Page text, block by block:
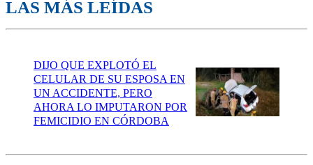
LAS MÁS LEÍDAS
DIJO QUE EXPLOTÓ EL
CELULAR DE SU ESPOSA EN
UN ACCIDENTE, PERO
AHORA LO IMPUTARON POR
FEMICIDIO EN CÓRDOBA